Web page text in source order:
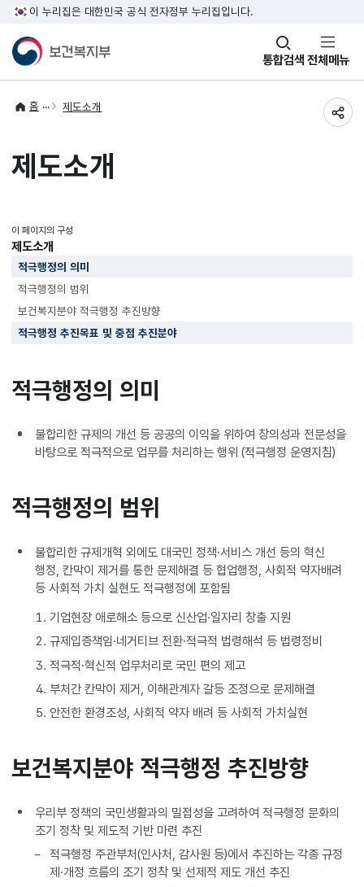
이 누리집은 대한민국 공식 전자정부 누리집입니다.
통합검색
창
열기 전체메뉴
홈 제도소개
제도소개
이 페이지의 구성
제도소개
적극행정의 의미
적극행정의 범위
보건복지분야 적극행정 추진방향
적극행정 추진목표 및 중점 추진분야
적극행정의 의미
불합리한 규제의 개선 등 공공의 이익을 위하여 창의성과 전문성을
바탕으로 적극적으로 업무를 처리하는 행위 (적극행정 운영지침)
적극행정의 범위
불합리한 규제개혁 외에도 대국민 정책·서비스 개선 등의 혁신
행정, 칸막이 제거를 통한 문제해결 등 협업행정, 사회적 약자배려
등 사회적 가치 실현도 적극행정에 포함됨
기업현장 애로해소 등으로 신산업·일자리 창출 지원
규제입증책임·네거티브 전환·적극적 법령해석 등 법령정비
적극적·혁신적 업무처리로 국민 편의 제고
부처간 칸막이 제거, 이해관계자 갈등 조정으로 문제해결
안전한 환경조성, 사회적 약자 배려 등 사회적 가치실현
보건복지분야 적극행정 추진방향
우리부 정책의 국민생활과의 밀접성을 고려하여 적극행정 문화의
조기 정착 및 제도적 기반 마련 추진
적극행정 주관부처(인사처, 감사원 등)에서 추진하는 각종 규정
제·개정 흐름의 조기 정착 및 선제적 제도 개선 추진